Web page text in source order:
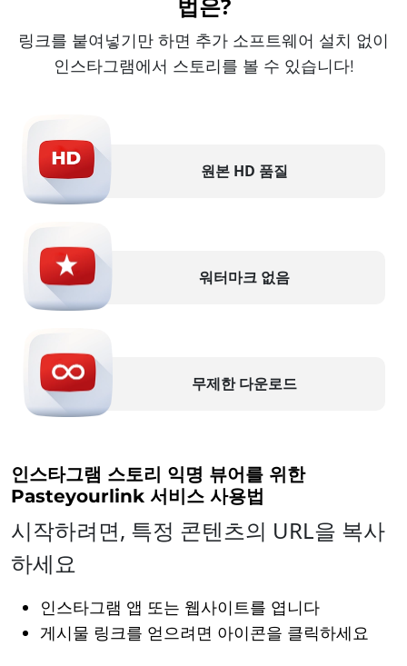
법은?
링크를 붙여넣기만 하면 추가 소프트웨어 설치 없이
인스타그램에서 스토리를 볼 수 있습니다!
원본 HD 품질
워터마크 없음
무제한 다운로드
인스타그램 스토리 익명 뷰어를 위한
Pasteyourlink 서비스 사용법
시작하려면, 특정 콘텐츠의 URL을 복사
하세요
인스타그램 앱 또는 웹사이트를 엽니다
게시물 링크를 얻으려면 아이콘을 클릭하세요